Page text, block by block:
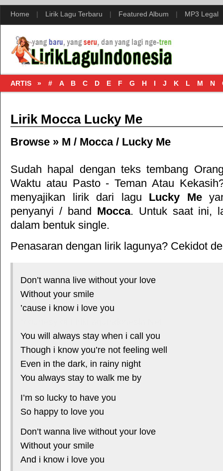
Home | Lirik Lagu Terbaru | Featured Album | MP3 Legal
ARTIS » # A B C D E F G H I J K L M N
Lirik Mocca Lucky Me
Browse » M / Mocca/ Lucky Me
Sudah hapal dengan teks tembang
Waktu atau Pasto - Teman Atau Kekasih
menyajikan lirik dari lagu Lucky Me
penyanyi / band Mocca. Untuk saat ini,
dalam bentuk single.
Penasaran dengan lirik lagunya? Cekidot
Don’t wanna live without your love
Without your smile
’cause i know i love you
You will always stay when i call you
Though i know you’re not feeling well
Even in the dark, in rainy night
You always stay to walk me by
I’m so lucky to have you
So happy to love you
Don’t wanna live without your love
Without your smile
And i know i love you